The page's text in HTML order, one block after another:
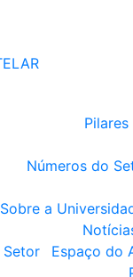
Pilares
Números do
Sobre a
Espaço do